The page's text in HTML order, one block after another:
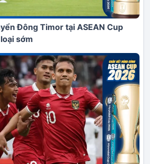
Đông Timor tại ASEAN Cup
sớm